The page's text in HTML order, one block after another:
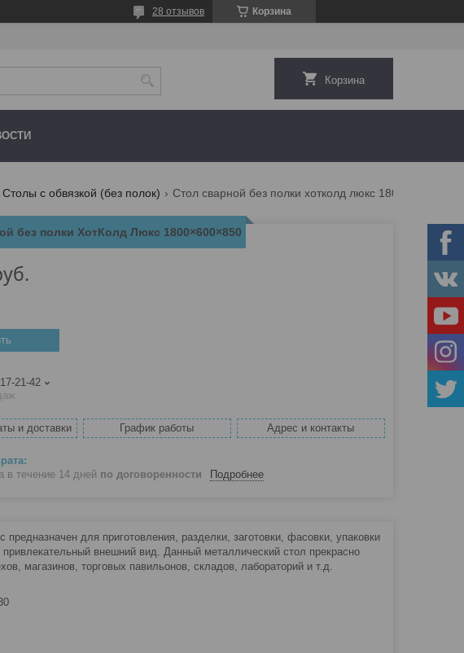
Корзина
28 отзывов
Корзина
Столы с обвязкой (без полок)
без полки ХотКолд Люкс 1800×600×850
21-42
и доставки График работы Адрес и контакты
в течение 14 дней по договоренности Подробнее
для приготовления, разделки, заготовки, фасовки, упаковки
внешний вид. Данный металлический стол прекрасно
магазинов, торговых павильонов, складов, лабораторий и т.д.